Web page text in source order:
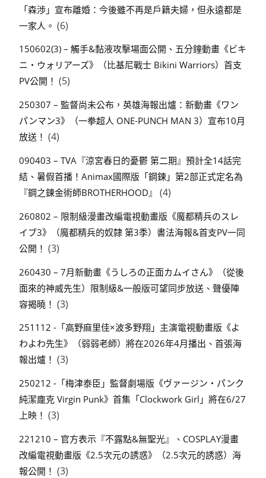
「森渉」宣布離婚：今後雖不再是戶籍夫婦，但永遠都是
一家人。 (6)
150602(3) – 觸手&黏液攻擊場面公開、五分鐘動畫《ビキ
ニ・ウォリアーズ》（比基尼戰士 Bikini Warriors）首支
PV公開！ (5)
250307 – 監督尚未公布，英雄海報出爐：新動畫《ワン
パンマン3》（一拳超人 ONE-PUNCH MAN 3）宣布10月
放送！ (4)
090403 – TVA『涼宮春日的憂鬱 第二期』預計全14話完
結、暑假首播！Animax國際版「鋼鍊」第2部正式定名為
『鋼之鍊金術師BROTHERHOOD』
(4)
260802 – 限制級漫畫改編電視動畫版《魔都精兵のスレ
イブ3》（魔都精兵的奴隸 第3季）書法海報&首支PV一同
公開！ (3)
260430 – 7月新動畫《うしろの正面カムイさん》（從後
面來的神威先生）限制級&一般版可望同步放送、聲優陣
容揭曉！ (3)
251112 -「高野麻里佳×波多野翔」主演電視動畫版《よ
わよわ先生》（弱弱老師）將在2026年4月播出、首張海
報出爐！ (3)
250212 -「梅津泰臣」監督劇場版《ヴァージン・パンク
純潔龐克 Virgin Punk》首集「Clockwork Girl」將在6/27
上映！ (3)
221210 – 官方表示『不露點&無聖光』、COSPLAY漫畫
改編電視動畫版《2.5次元の誘惑》（2.5次元的誘惑）海
報公開！ (3)